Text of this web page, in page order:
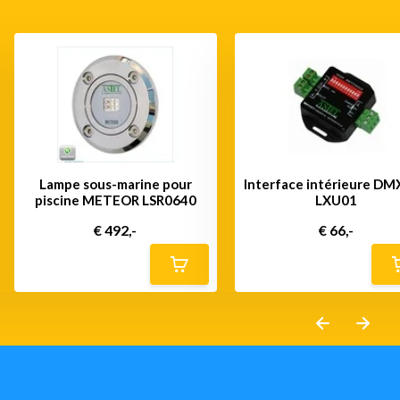
Lampe sous-marine pour
piscine METEOR LSR0640
€ 492,-
Interface intérieure
LXU01
€ 66,-